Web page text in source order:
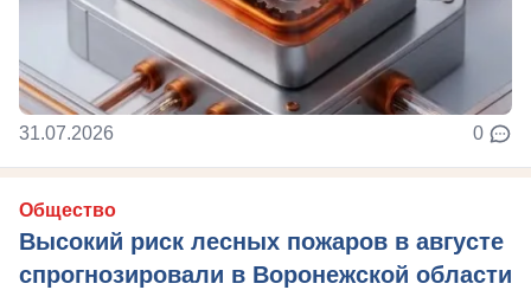
31.07.2026 0
Общество
Высокий риск лесных пожаров в августе
спрогнозировали в Воронежской области